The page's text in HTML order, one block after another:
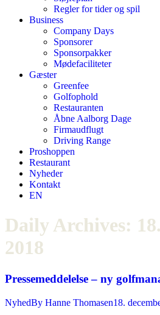
Regler for tider og spil
Business
Company Days
Sponsorer
Sponsorpakker
Mødefaciliteter
Gæster
Greenfee
Golfophold
Restauranten
Åbne Aalborg Dage
Firmaudflugt
Driving Range
Proshoppen
Restaurant
Nyheder
Kontakt
EN
Daily Archives:
2018
Pressemeddelelse – ny
NyhedBy Hanne Thomasen18.